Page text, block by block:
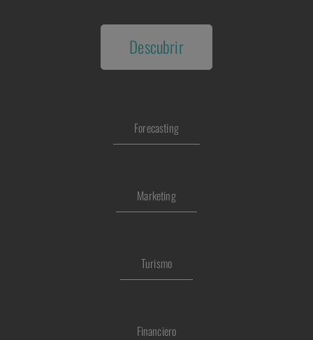
Descubrir
Forecasting
Marketing
Turismo
Financiero